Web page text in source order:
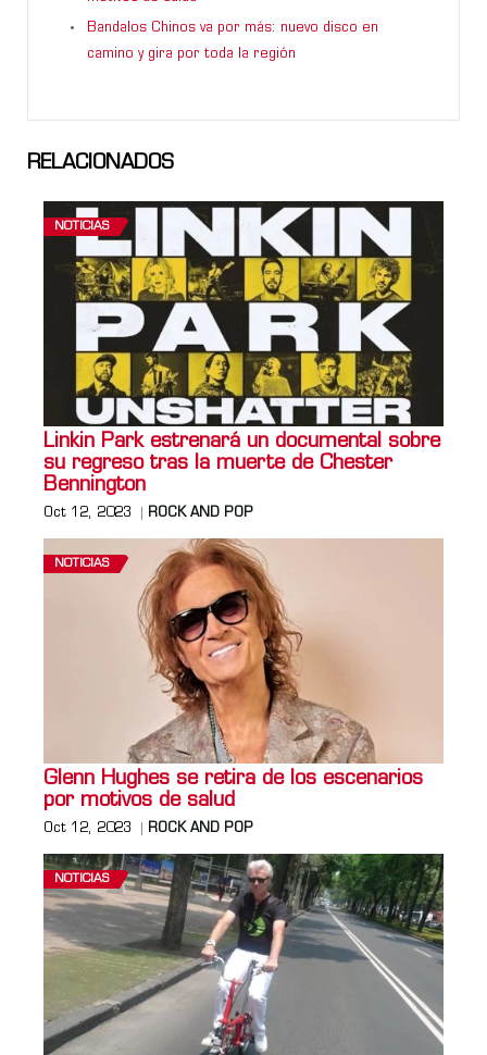
Bandalos Chinos va por más: nuevo disco en
camino y gira por toda la región
RELACIONADOS
NOTICIAS
Linkin Park estrenará un documental sobre
su regreso tras la muerte de Chester
Bennington
Oct 12, 2023 ROCK AND POP
NOTICIAS
Glenn Hughes se retira de los escenarios
por motivos de salud
Oct 12, 2023 ROCK AND POP
NOTICIAS